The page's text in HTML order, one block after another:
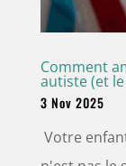
Comment
autiste (et
3 Nov 2025
Votre